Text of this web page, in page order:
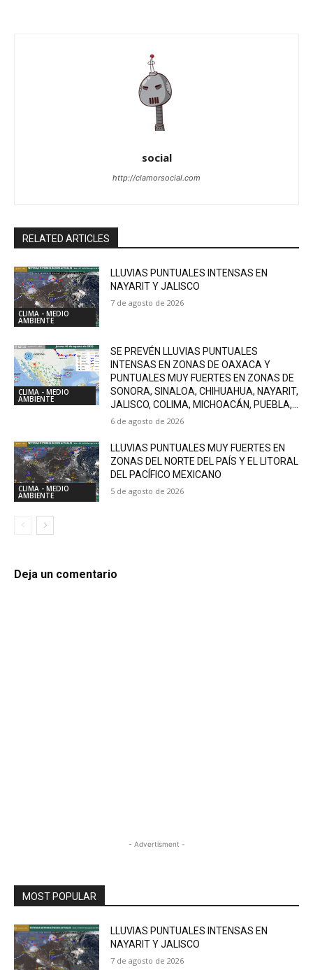
social
http://clamorsocial.com
RELATED ARTICLES
CLIMA - MEDIO
AMBIENTE
LLUVIAS PUNTUALES INTENSAS EN
NAYARIT Y JALISCO
7 de agosto de 2026
CLIMA - MEDIO
AMBIENTE
SE PREVÉN LLUVIAS PUNTUALES
INTENSAS EN ZONAS DE OAXACA Y
PUNTUALES MUY FUERTES EN ZONAS DE
SONORA, SINALOA, CHIHUAHUA, NAYARIT,
JALISCO, COLIMA, MICHOACÁN, PUEBLA,...
6 de agosto de 2026
CLIMA - MEDIO
AMBIENTE
LLUVIAS PUNTUALES MUY FUERTES EN
ZONAS DEL NORTE DEL PAÍS Y EL LITORAL
DEL PACÍFICO MEXICANO
5 de agosto de 2026
Deja un comentario
- Advertisment -
MOST POPULAR
LLUVIAS PUNTUALES INTENSAS EN
NAYARIT Y JALISCO
7 de agosto de 2026